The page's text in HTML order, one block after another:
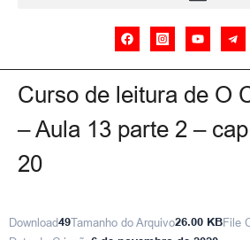
Curso de leitura de O
– Aula 13 parte 2 –
20
Download49Tamanho do Arquivo26.00 KBFile